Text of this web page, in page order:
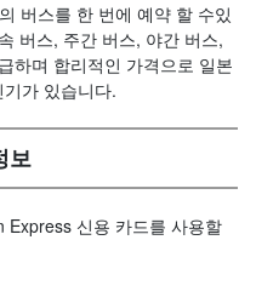
버스를 한 번에 예약 할 수있
버스, 주간 버스, 야간 버스,
하며 합리적인 가격으로 일본
가 있습니다.
보
신용 카드를 사용할